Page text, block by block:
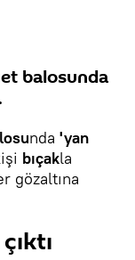
balosunda
nda 'yan
bıçakla
gözaltına